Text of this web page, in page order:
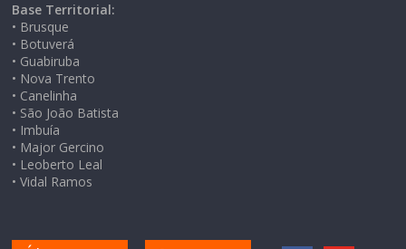
Base Territorial:
• Brusque
• Botuverá
• Guabiruba
• Nova Trento
• Canelinha
• São João Batista
• Imbuía
• Major Gercino
• Leoberto Leal
• Vidal Ramos